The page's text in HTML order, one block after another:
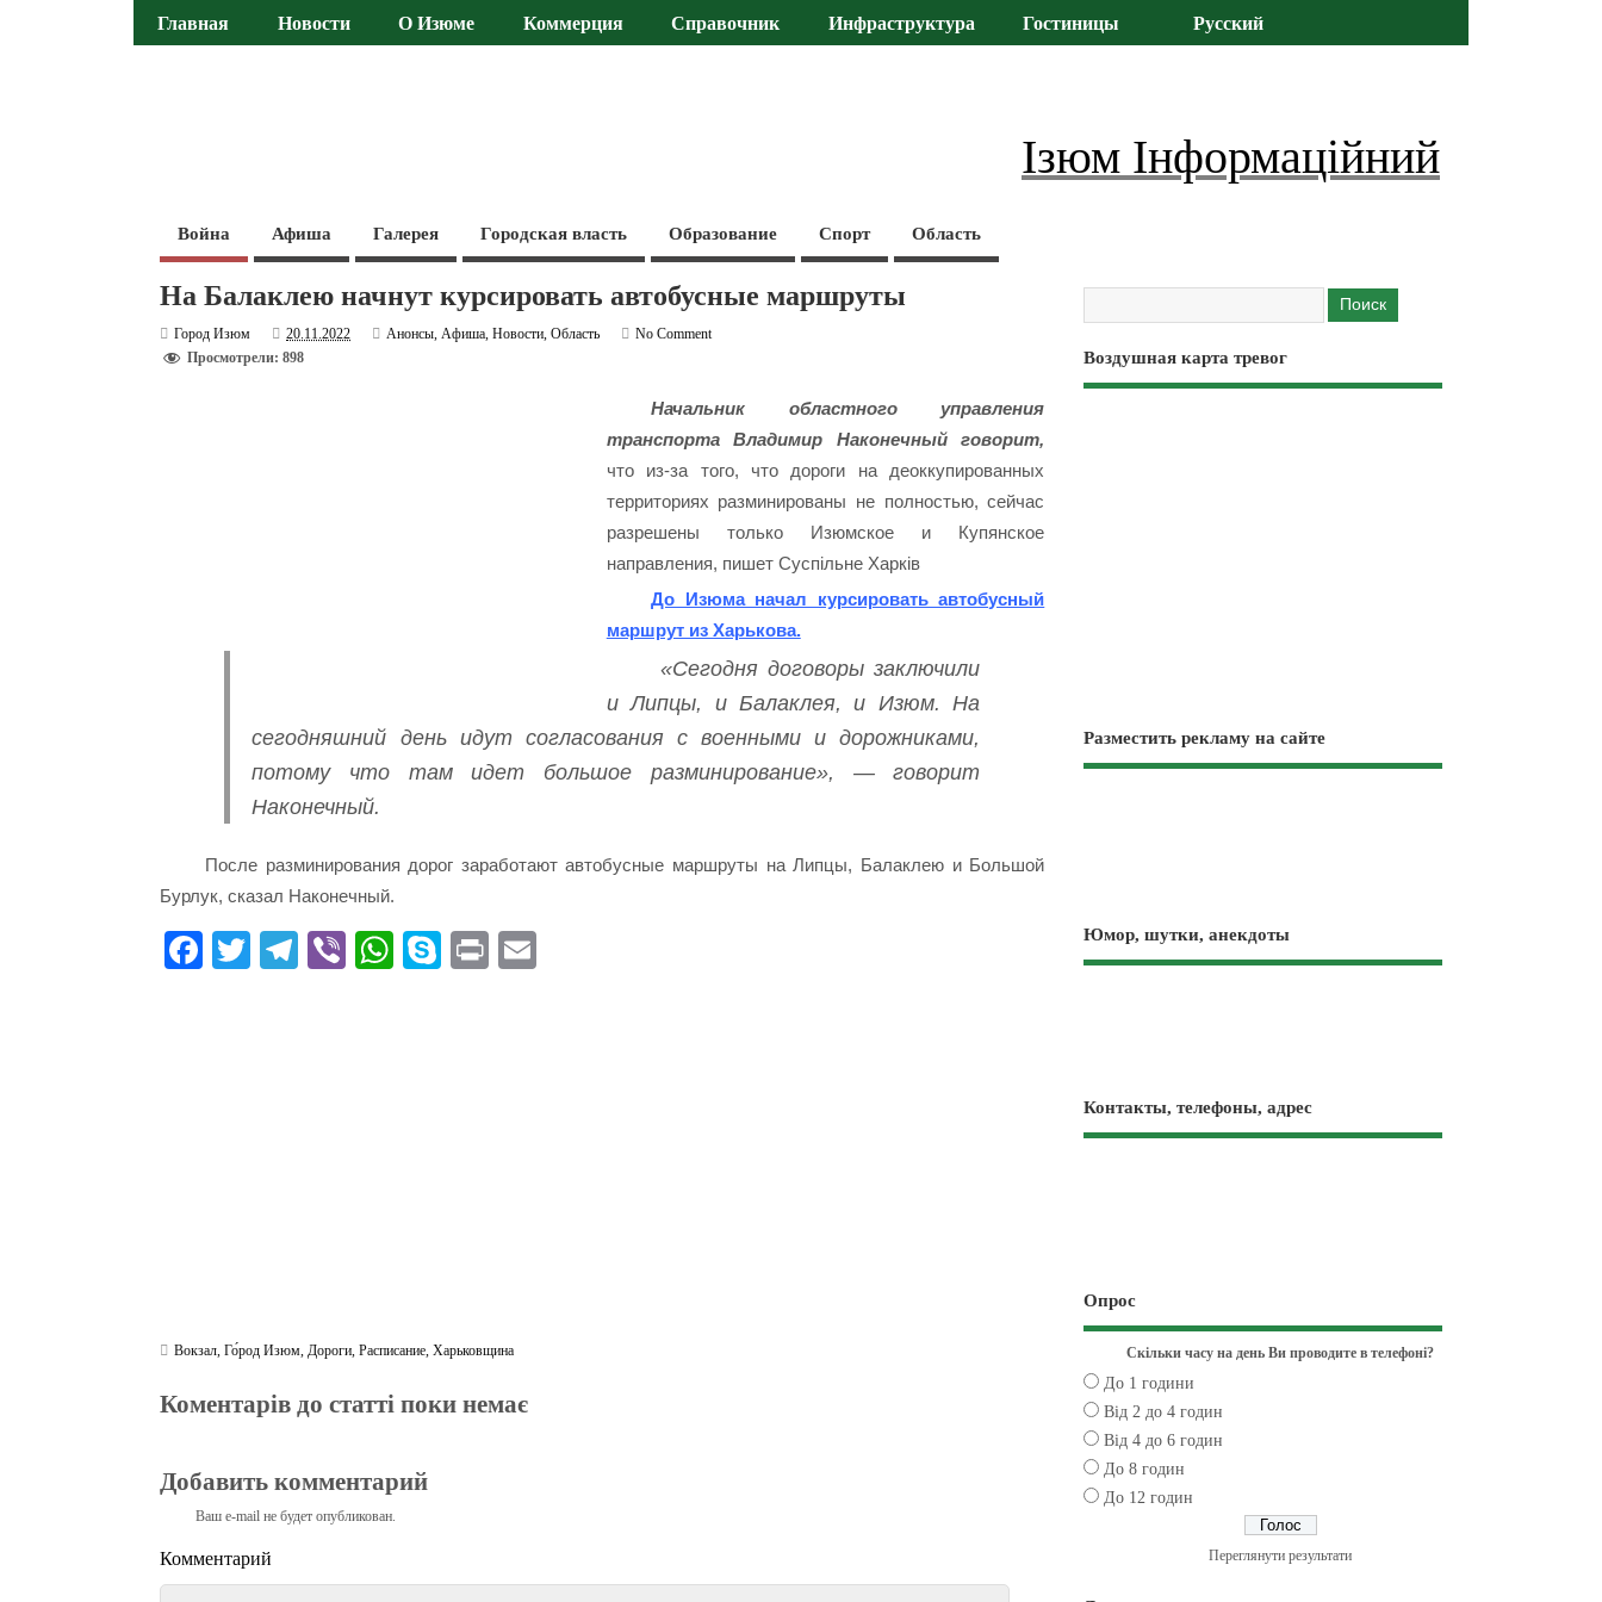
Главная Новости О Изюме Коммерция Справочник Инфраструктура Гостиницы Русский
Ізюм Інформаційний
Война Афиша Галерея Городская власть Образование Спорт Область
На Балаклею начнут курсировать автобусные маршруты
Город Изюм 20.11.2022 Анонсы,Афиша,Новости,Область
No Comment
Просмотрели: 898
Начальник областного управления
транспорта Владимир Наконечный говорит,
что из-за того, что дороги на деоккупированных
территориях разминированы не полностью, сейчас
разрешены только Изюмское и Купянское
направления, пишет Суспільне Харків
До Изюма начал курсировать автобусный
маршрут из Харькова.
«Сегодня договоры заключили
и Липцы, и Балаклея, и Изюм. На
сегодняшний день идут согласования с военными и дорожниками,
потому что там идет большое разминирование», — говорит
Наконечный.
После разминирования дорог заработают автобусные маршруты на Липцы, Балаклею и Большой
Бурлук, сказал Наконечный.
Fa T
Te Vi
W
S
Pr
Вокзал,Го́род Изюм,Дороги,Расписание,Харьковщина
Коментарів до статті поки немає
Добавить комментарий
Ваш e-mail не будет опубликован.
Комментарий
Воздушная карта тревог
Разместить рекламу на сайте
Юмор, шутки, анекдоты
Контакты, телефоны, адрес
Опрос
Скільки часу на день Ви проводите в телефоні?
До 1 години
Від 2 до 4 годин
Від 4 до 6 годин
До 8 годин
До 12 годин
Переглянути результати